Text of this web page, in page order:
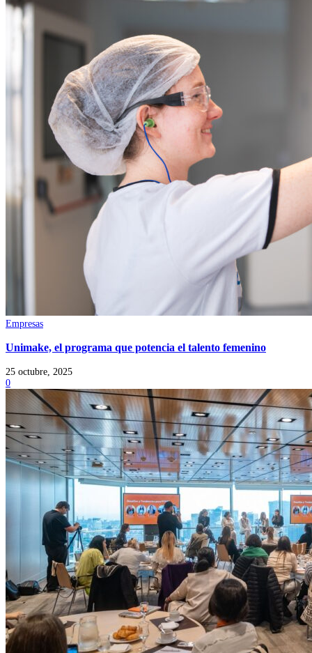
Empresas
Unimake, el programa que potencia el talento femenino
25 octubre, 2025
0